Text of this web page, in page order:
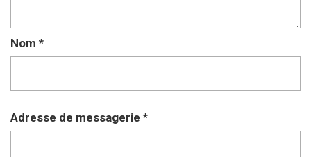
Nom *
Adresse de messagerie *